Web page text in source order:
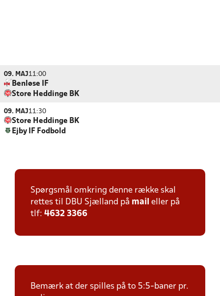
09. MAJ11:00
Benløse IF
Store Heddinge BK
09. MAJ11:30
Store Heddinge BK
Ejby IF Fodbold
Spørgsmål omkring denne række skal
rettes til DBU Sjælland på mail eller på
tlf: 4632 3366
Bemærk at der spilles på to 5:5-baner pr.